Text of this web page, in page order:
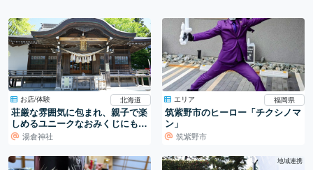
お店/体験 北海道
荘厳な雰囲気に包まれ、親子で楽
しめるユニークなおみくじにも注
目！「湯倉神社」
湯倉神社
エリア 福岡県
筑紫野市のヒーロー「チクシノマ
ン」
筑紫野市
地域連携